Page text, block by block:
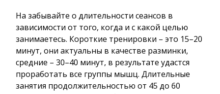
На забывайте о длительности сеансов в
зависимости от того, когда и с какой целью
занимаетесь. Короткие тренировки – это 15–20
минут, они актуальны в качестве разминки,
средние – 30–40 минут, в результате удастся
проработать все группы мышц. Длительные
занятия продолжительностью от 45 до 60